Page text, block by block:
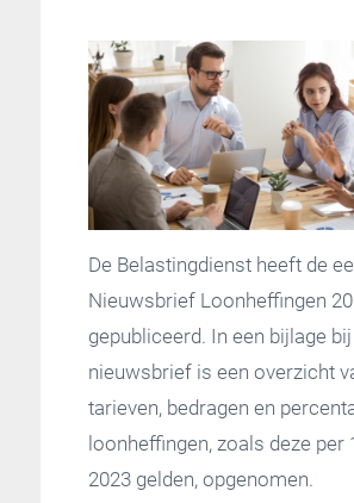
De Belastingdienst heeft de
Nieuwsbrief Loonheffingen
gepubliceerd. In een bijlage
nieuwsbrief is een overzicht
tarieven, bedragen en
loonheffingen, zoals deze per
2023 gelden, opgenomen.